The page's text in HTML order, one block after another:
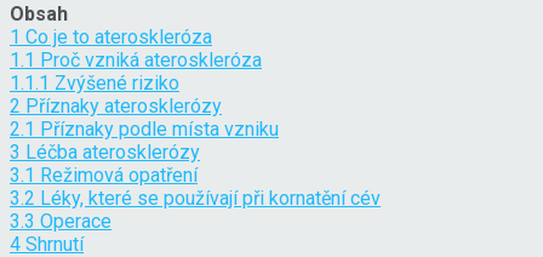
Obsah
1 Co je to ateroskleróza
1.1 Proč vzniká ateroskleróza
1.1.1 Zvýšené riziko
2 Příznaky aterosklerózy
2.1 Příznaky podle místa vzniku
3 Léčba aterosklerózy
3.1 Režimová opatření
3.2 Léky, které se používají při kornatění cév
3.3 Operace
4 Shrnutí